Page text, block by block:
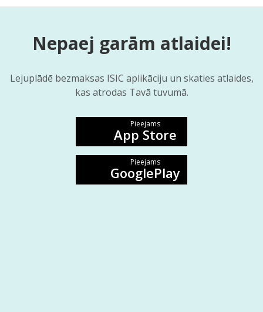
Nepaej garām atlaidei!
Lejuplādē bezmaksas ISIC aplikāciju un skaties atlaides,
kas atrodas Tavā tuvumā.
Pieejams
App Store
Pieejams
GooglePlay